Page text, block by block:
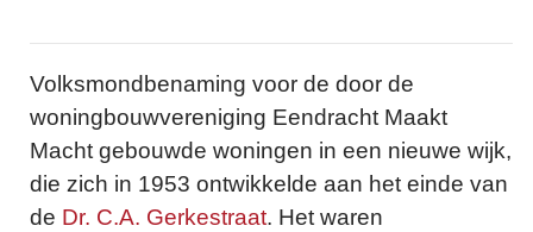
Volksmondbenaming voor de door de
woningbouwvereniging Eendracht Maakt
Macht gebouwde woningen in een nieuwe wijk,
die zich in 1953 ontwikkelde aan het einde van
de Dr. C.A. Gerkestraat. Het waren